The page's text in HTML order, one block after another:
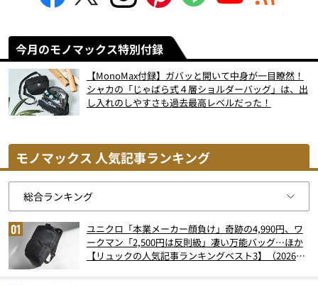
今月のモノマックス特別付録
【MonoMax付録】ガバッと開いて中身が一目瞭然！
シャカの「じゃばら式４層ショルダーバッグ」は、出
し入れのしやすさも過去最高レベルだった！
モノマックス 人気記事ランキング
ユニクロ「本業メーカー顔負け」奇跡の4,990円、ワ
ークマン「2,500円は反則級」凄い万能バッグ…ほか
【リュックの人気記事ランキングベスト3】（2026年